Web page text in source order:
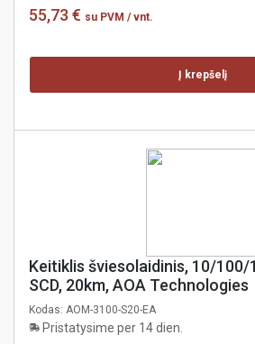
55,73 € su PVM / vnt.
Į krepšelį
Keitiklis šviesolaidinis, 10/100/
SCD, 20km, AOA Technologies
Kodas: AOM-3100-S20-EA
Pristatysime per 14 dien.